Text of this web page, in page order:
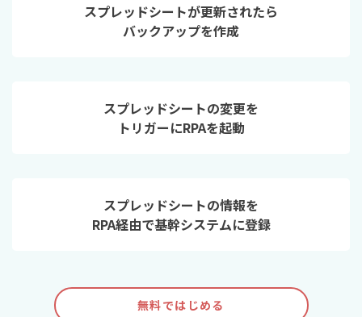
スプレッドシートが更新されたら
バックアップを作成
スプレッドシートの変更を
トリガーにRPAを起動
スプレッドシートの情報を
RPA経由で基幹システムに登録
無料ではじめる